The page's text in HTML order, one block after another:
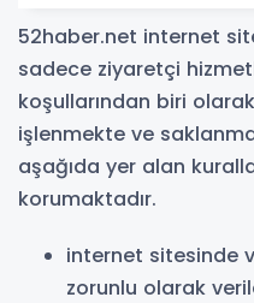
52haber.net internet
sadece ziyaretçi
koşullarından biri
işlenmekte ve
aşağıda yer alan
korumaktadır.
internet sitesinde
zorunlu olarak